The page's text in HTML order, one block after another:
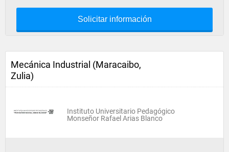
Solicitar información
Mecánica Industrial (Maracaibo,
Zulia)
Instituto Universitario Pedagógico
Monseñor Rafael Arias Blanco